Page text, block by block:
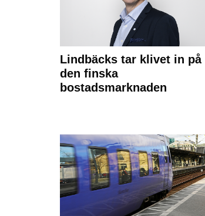
Lindbäcks tar klivet in på
den finska
bostadsmarknaden